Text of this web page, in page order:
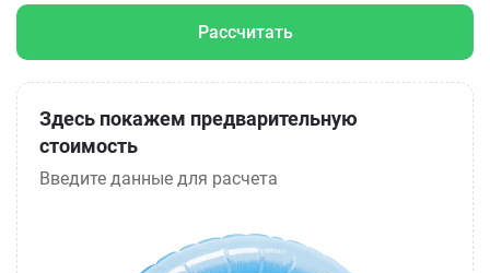
Рассчитать
Здесь покажем предварительную
стоимость
Введите данные для расчета